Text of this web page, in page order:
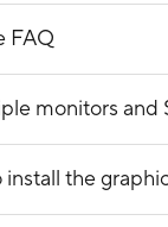
FAQ
monitors and
the